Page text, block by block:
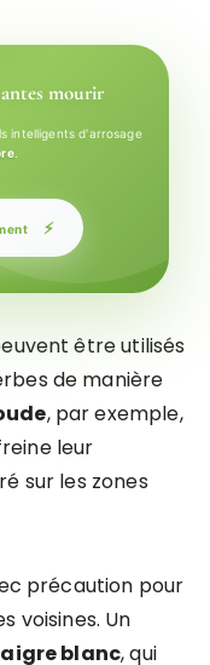
mourir
intelligents d'arrosage
.
⚡
être utilisés
de manière
, par exemple,
leur
sur les zones
précaution pour
voisines. Un
blanc, qui